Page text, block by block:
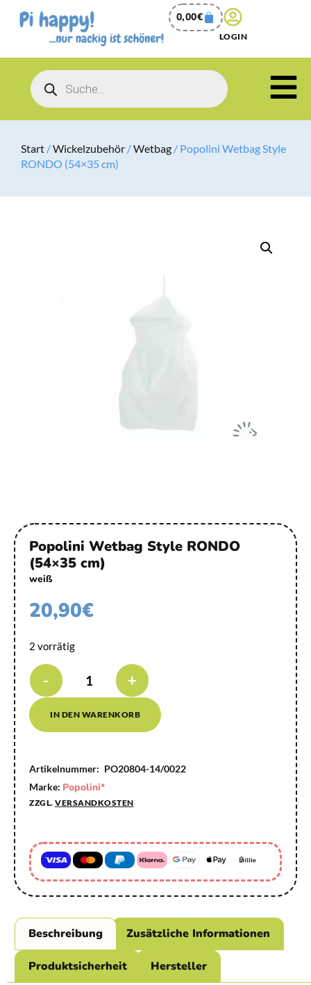
0,00€
LOGIN
Start /Wickelzubehör /Wetbag / Popolini Wetbag Style
RONDO (54×35 cm)
Popolini Wetbag Style RONDO
(54×35 cm)
weiß
20,90€
2 vorrätig
- +
IN DEN WARENKORB
Artikelnummer: PO20804-14/0022
Marke: Popolini*
ZZGL. VERSANDKOSTEN
Beschreibung Zusätzliche Informationen
Produktsicherheit Hersteller